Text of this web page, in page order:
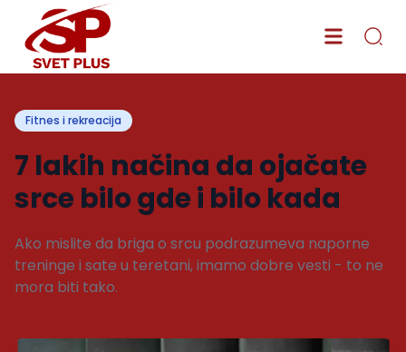
Fitnes i rekreacija
7 lakih načina da ojačate
srce bilo gde i bilo kada
Ako mislite da briga o srcu podrazumeva naporne
treninge i sate u teretani, imamo dobre vesti - to ne
mora biti tako.